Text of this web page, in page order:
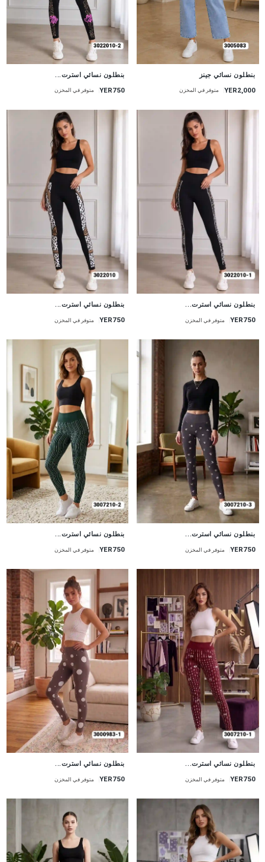
بنطلون نسائي جينز
YER2,000 متوفر في المخزن
بنطلون نسائي استرت...
YER750 متوفر في المخزن
بنطلون نسائي استرت...
YER750 متوفر في المخزن
بنطلون نسائي استرت...
YER750 متوفر في المخزن
بنطلون نسائي استرت...
YER750 متوفر في المخزن
بنطلون نسائي استرت...
YER750 متوفر في المخزن
بنطلون نسائي استرت...
YER750 متوفر في المخزن
بنطلون نسائي استرت...
YER750 متوفر في المخزن